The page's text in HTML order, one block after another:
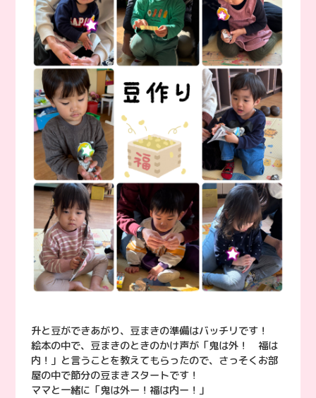
升と豆ができあがり、豆まきの準備はバッチリです！
絵本の中で、豆まきのときのかけ声が「鬼は外！ 福は
内！」と言うことを教えてもらったので、さっそくお部
屋の中で節分の豆まきスタートです！
ママと一緒に「鬼は外ー！福は内ー！」